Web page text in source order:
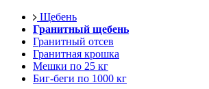
Щебень
Гранитный щебень
Гранитный отсев
Гранитная крошка
Мешки по 25 кг
Биг-беги по 1000 кг